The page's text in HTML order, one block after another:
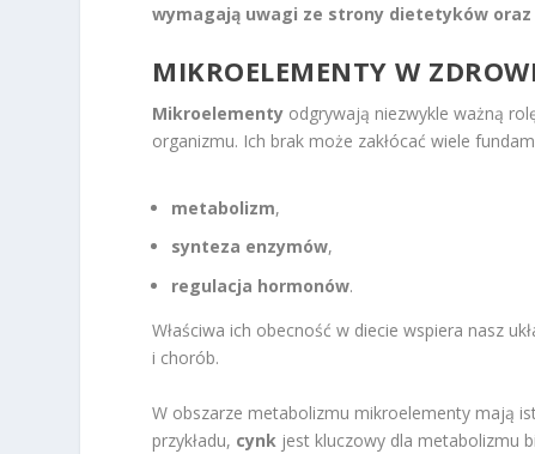
wymagają uwagi ze strony dietetyków oraz
MIKROELEMENTY W
Mikroelementy odgrywają niezwykle ważną
organizmu. Ich brak może zakłócać wiele
metabolizm,
synteza enzymów,
regulacja hormonów.
Właściwa ich obecność w diecie wspiera nasz
i chorób.
W obszarze metabolizmu mikroelementy mają
przykładu, cynk jest kluczowy dla metabolizmu